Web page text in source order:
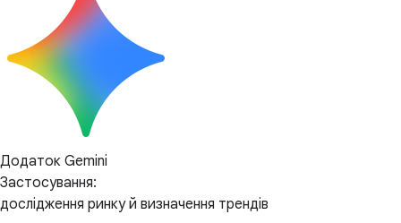
Додаток Gemini
Застосування:
дослідження ринку й визначення трендів